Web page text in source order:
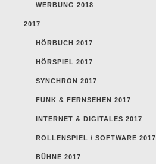
WERBUNG 2018
2017
HÖRBUCH 2017
HÖRSPIEL 2017
SYNCHRON 2017
FUNK & FERNSEHEN 2017
INTERNET & DIGITALES 2017
ROLLENSPIEL / SOFTWARE 2017
BÜHNE 2017